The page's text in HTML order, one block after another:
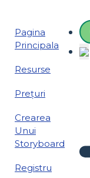
Pagina
Principala
Resurse
Prețuri
Crearea
Unui
Storyboard
Registru